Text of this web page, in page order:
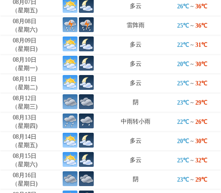
08月07日
（星期五)
多云 26℃ ~ 36℃
08月08日
（星期六)
雷阵雨 25℃ ~ 36℃
08月09日
（星期日)
多云 22℃ ~ 31℃
08月10日
（星期一)
多云 20℃ ~ 30℃
08月11日
（星期二)
多云 25℃ ~ 32℃
08月12日
（星期三)
阴 23℃ ~ 29℃
08月13日
（星期四)
中雨转小雨 22℃ ~ 26℃
08月14日
（星期五)
多云 20℃ ~ 30℃
08月15日
（星期六)
多云 25℃ ~ 32℃
08月16日
（星期日)
阴 23℃ ~ 29℃